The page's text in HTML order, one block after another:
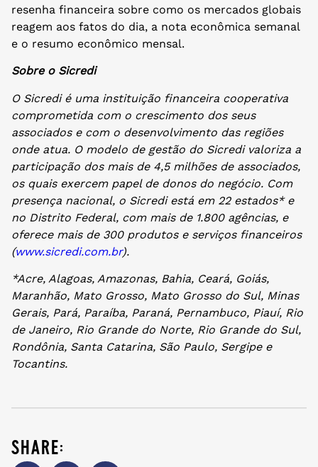
resenha financeira sobre como os mercados globais
reagem aos fatos do dia, a nota econômica semanal
e o resumo econômico mensal.
Sobre o Sicredi
O Sicredi é uma instituição financeira cooperativa
comprometida com o crescimento dos seus
associados e com o desenvolvimento das regiões
onde atua. O modelo de gestão do Sicredi valoriza a
participação dos mais de 4,5 milhões de associados,
os quais exercem papel de donos do negócio. Com
presença nacional, o Sicredi está em 22 estados* e
no Distrito Federal, com mais de 1.800 agências, e
oferece mais de 300 produtos e serviços financeiros
(www.sicredi.com.br).
*Acre, Alagoas, Amazonas, Bahia, Ceará, Goiás,
Maranhão, Mato Grosso, Mato Grosso do Sul, Minas
Gerais, Pará, Paraíba, Paraná, Pernambuco, Piauí, Rio
de Janeiro, Rio Grande do Norte, Rio Grande do Sul,
Rondônia, Santa Catarina, São Paulo, Sergipe e
Tocantins.
share: